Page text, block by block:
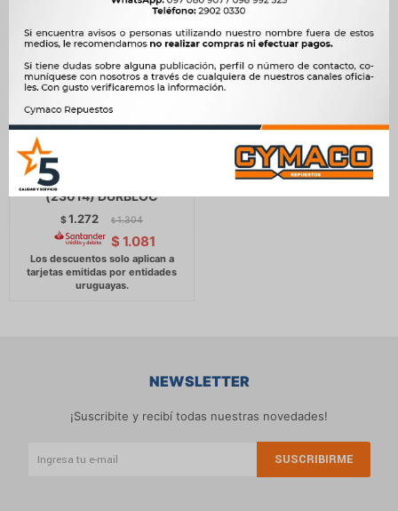
PASTILLAS DE FRENO
RENAULT 12-DODGE 1500
(23014) DURBLOC
$1.272 $ 1.304
$ 1.081
NEWSLETTER
¡Suscribite y recibí todas nuestras novedades!
SUSCRIBIRME